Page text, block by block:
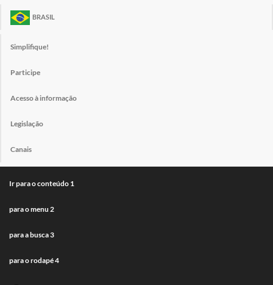
BRASIL
Simplifique!
Participe
Acesso à informação
Legislação
Canais
Ir para o conteúdo 1
para o menu 2
para a busca3
para o rodapé4